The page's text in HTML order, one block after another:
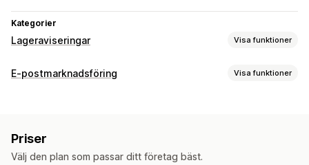
Kategorier
Lageraviseringar Visa funktioner
Aviseringar
Anpassning
Aviseringsinställningar
Aviseringsknapp
E-postmarknadsföring Visa funktioner
Uppföljningsmejl
Produktrekommendationer
Priser
Välj den plan som passar ditt företag bäst.